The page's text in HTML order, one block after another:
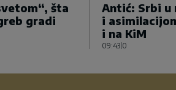
šta
gradi
Antić: Srbi
i
i na KiM
09:43| 0